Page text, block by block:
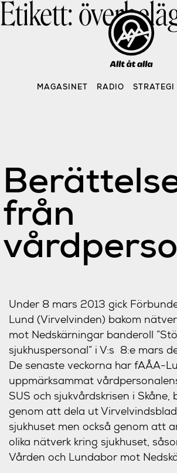
Skip
MAGASINET RADIO STRATEGI
Etikett:
från
Under 8 mars 2013 gick
Lund (Virvelvinden) bakom
mot Nedskärningar banderoll
sjukhuspersonal” i V:s 8:e mars
De senaste veckorna har fAÅA-
uppmärksammat
SUS och sjukvårdskrisen i
genom att dela ut
sjukhuset men också genom att
olika nätverk kring sjukhuset,
Vården och Lundabor mot